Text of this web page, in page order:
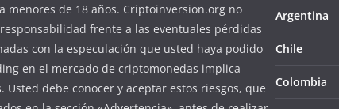
menores de 18 años. Criptoinversion.org no
frente a las eventuales pérdidas
con la especulación que usted haya podido
en el mercado de criptomonedas implica
Usted debe conocer y aceptar estos riesgos, que
Argentina
Chile
Colombia